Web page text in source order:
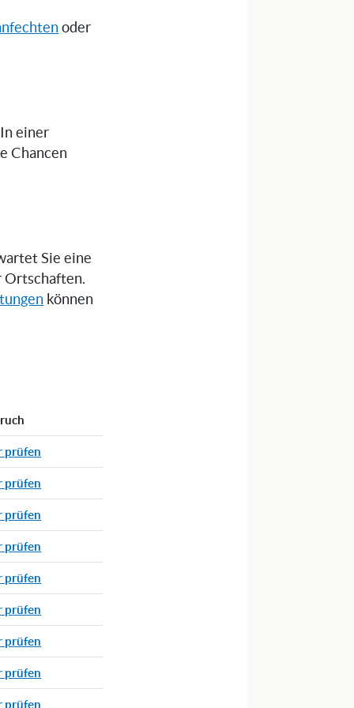
oder
einer
Chancen
Sie eine
Ortschaften.
können
prüfen
prüfen
prüfen
prüfen
prüfen
prüfen
prüfen
prüfen
prüfen